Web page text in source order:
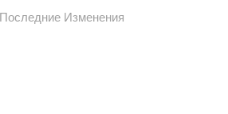
Последние Изменения